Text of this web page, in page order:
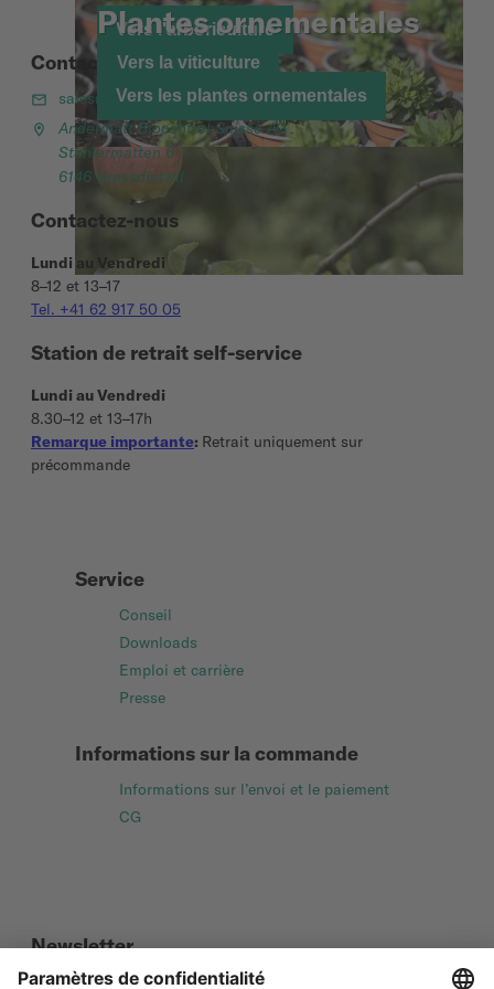
Vers l'arboriculture
Vers la viticulture
Plantes ornementales
Vers les plantes ornementales
Service
Conseil
Downloads
Emploi et carrière
Presse
Informations sur la commande
Informations sur l’envoi et le paiement
CG
Newsletter
Contactez-nous
sales@biocontrol.ch
Andermatt Biocontrol Suisse AG
Stahlermatten 6
6146 Grossdietwil
Contactez-nous
Lundi au Vendredi
8–12 et 13–17
Tel. +41 62 917 50 05
Station de retrait self-service
Lundi au Vendredi
8.30–12 et 13–17h
Remarque importante: Retrait uniquement sur
précommande